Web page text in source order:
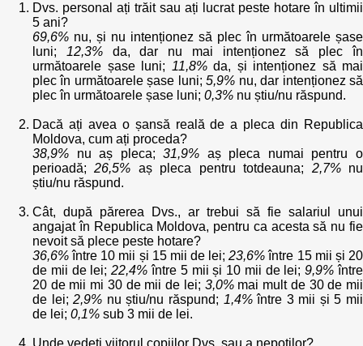
Dvs. personal ați trăit sau ați lucrat peste hotare în ultimii
5 ani?
69,6% nu, și nu intenționez să plec în următoarele șase
luni; 12,3%da, dar nu mai intenționez să plec în
următoarele șase luni; 11,8%da, și intenționez să mai
plec în următoarele șase luni;5,9% nu, dar intenționez să
plec în următoarele șase luni; 0,3% nu știu/nu răspund.
Dacă ați avea o șansă reală de a pleca din Republica
Moldova, cum ați proceda?
38,9% nu aș pleca;31,9% aș pleca numai pentru o
perioadă;26,5% aș pleca pentru totdeauna; 2,7%nu
știu/nu răspund.
Cât, după părerea Dvs., ar trebui să fie salariul unui
angajat în Republica Moldova, pentru ca acesta să nu fie
nevoit să plece peste hotare?
36,6%între 10 mii și 15 mii de lei;23,6%între 15 mii și 20
de mii de lei;22,4% între 5 mii și 10 mii de lei;9,9% între
20 de mii mi 30 de mii de lei; 3,0%mai mult de 30 de mii
de lei;2,9% nu știu/nu răspund; 1,4%între 3 mii și 5 mii
de lei; 0,1% sub 3 mii de lei.
Unde vedeți viitorul copiilor Dvs. sau a nepoților?